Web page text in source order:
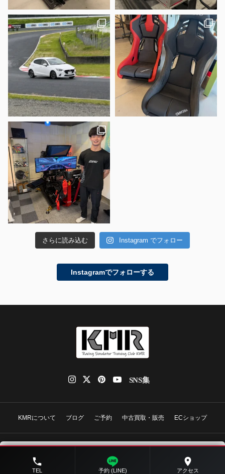
さらに読み込む Instagram でフォロー
Instagramでフォローする
KMRについて ブログ ご予約 中古買取・販売 ECショップ
レーシングシミュレーターショップ KMR
〒475-0038 愛知県半田市祢宜町８１−１
TEL 予約 (LINE) アクセス